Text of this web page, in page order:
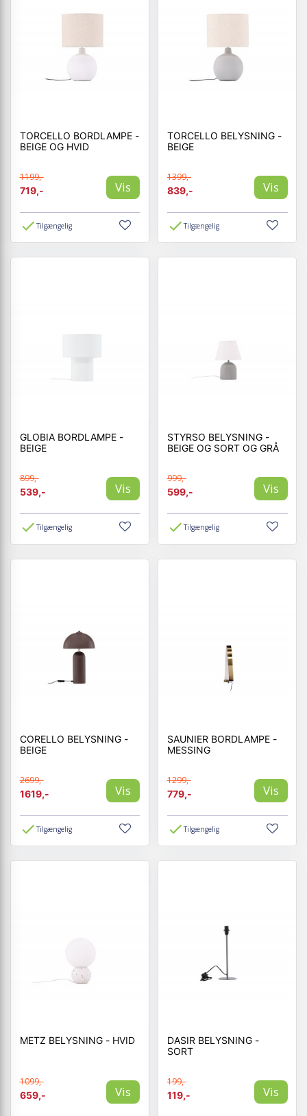
TORCELLO BORDLAMPE -
BEIGE OG HVID
1199,-
719,-
Vis
Tilgængelig
TORCELLO BELYSNING -
BEIGE
1399,-
839,-
Vis
Tilgængelig
GLOBIA BORDLAMPE -
BEIGE
899,-
539,-
Vis
Tilgængelig
STYRSO BELYSNING -
BEIGE OG SORT OG GRÅ
999,-
599,-
Vis
Tilgængelig
CORELLO BELYSNING -
BEIGE
2699,-
1619,-
Vis
Tilgængelig
SAUNIER BORDLAMPE -
MESSING
1299,-
779,-
Vis
Tilgængelig
METZ BELYSNING - HVID
1099,-
659,-
Vis
DASIR BELYSNING -
SORT
199,-
119,-
Vis